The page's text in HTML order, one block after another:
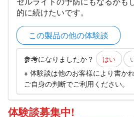
的に続けたいです。
この製品の他の体験談
参考になりましたか？ はい
※ 体験談は他のお客様により書か
ご自身の判断でご利用ください。
体験談募集中!